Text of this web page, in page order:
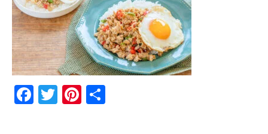
Fac
Twi
Pin